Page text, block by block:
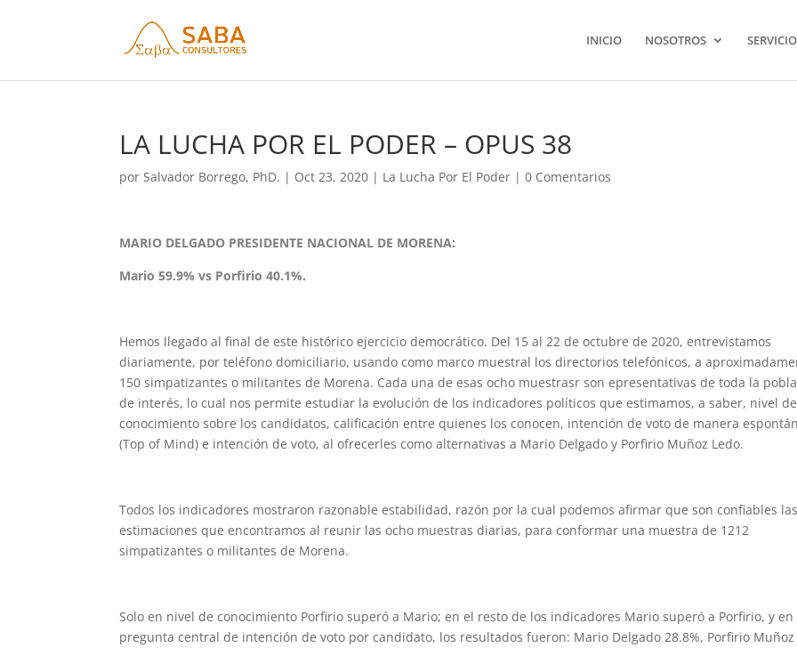
INICIO NOSOTROS
LA LUCHA POR EL PODER – OPUS 38
porSalvador Borrego, PhD. | Oct 23, 2020 | La Lucha Por El Poder |0 Comentarios
MARIO DELGADO PRESIDENTE NACIONAL DE MORENA:
Mario 59.9% vs Porfirio 40.1%.
Hemos llegado al final de este histórico ejercicio democrático. Del 15 al 22 de octubre de 2020, entrevistamos
diariamente, por teléfono domiciliario, usando como marco muestral los directorios telefónicos, a
150 simpatizantes o militantes de Morena. Cada una de esas ocho muestrasr son epresentativas de toda la
de interés, lo cual nos permite estudiar la evolución de los indicadores políticos que estimamos, a saber, nivel de
conocimiento sobre los candidatos, calificación entre quienes los conocen, intención de voto de manera
(Top of Mind) e intención de voto, al ofrecerles como alternativas a Mario Delgado y Porfirio Muñoz Ledo.
Todos los indicadores mostraron razonable estabilidad, razón por la cual podemos afirmar que son confiables las
estimaciones que encontramos al reunir las ocho muestras diarias, para conformar una muestra de 1212
simpatizantes o militantes de Morena.
Solo en nivel de conocimiento Porfirio superó a Mario; en el resto de los indicadores Mario superó a Porfirio, y en
pregunta central de intención de voto por candidato, los resultados fueron: Mario Delgado 28.8%, Porfirio Muñoz